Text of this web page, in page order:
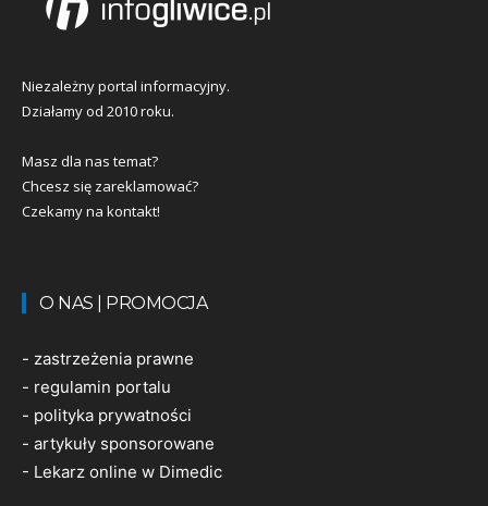
Niezależny portal informacyjny.
Działamy od 2010 roku.
Masz dla nas temat?
Chcesz się zareklamować?
Czekamy na kontakt!
O NAS | PROMOCJA
- zastrzeżenia prawne
- regulamin portalu
- polityka prywatności
- artykuły sponsorowane
- Lekarz online w Dimedic